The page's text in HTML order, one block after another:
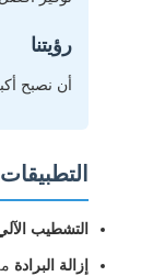
رؤيتنا
أن نصبح
التطبيقات
التشطيب
إزالة البرادة